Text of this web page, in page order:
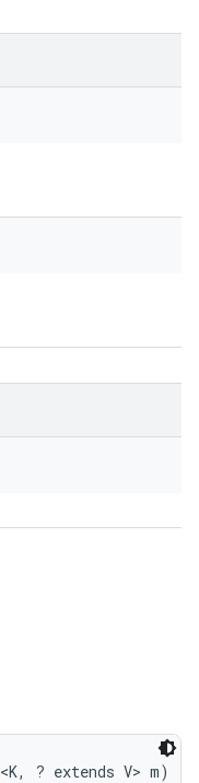
<K, ? extends V> m)